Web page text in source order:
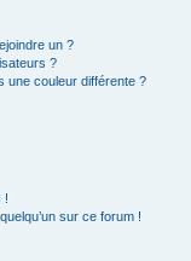
un ?
?
une couleur différente ?
!
sur ce forum !